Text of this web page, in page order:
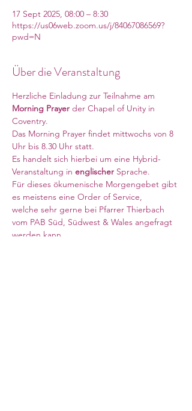
17 Sept 2025, 08:00 – 8:30
https://us06web.zoom.us/j/84067086569?
pwd=N
Über die Veranstaltung
Herzliche Einladung zur Teilnahme am
Morning Prayer der Chapel of Unity in
Coventry.
Das Morning Prayer findet mittwochs von 8
Uhr bis 8.30 Uhr statt.
Es handelt sich hierbei um eine Hybrid-
Veranstaltung in englischer Sprache.
Für dieses ökumenische Morgengebet gibt
es meistens eine Order of Service,
welche sehr gerne bei Pfarrer Thierbach
vom PAB Süd, Südwest & Wales angefragt
werden kann.